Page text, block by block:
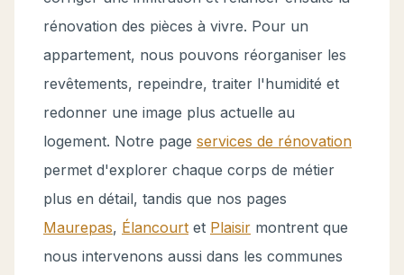
rénovation des pièces à vivre. Pour un
appartement, nous pouvons réorganiser les
revêtements, repeindre, traiter l'humidité et
redonner une image plus actuelle au
logement. Notre page services de rénovation
permet d'explorer chaque corps de métier
plus en détail, tandis que nos pages
Maurepas, Élancourt et Plaisir montrent que
nous intervenons aussi dans les communes